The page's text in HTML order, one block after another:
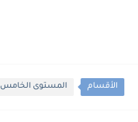
الأقسام المستوى الخامس